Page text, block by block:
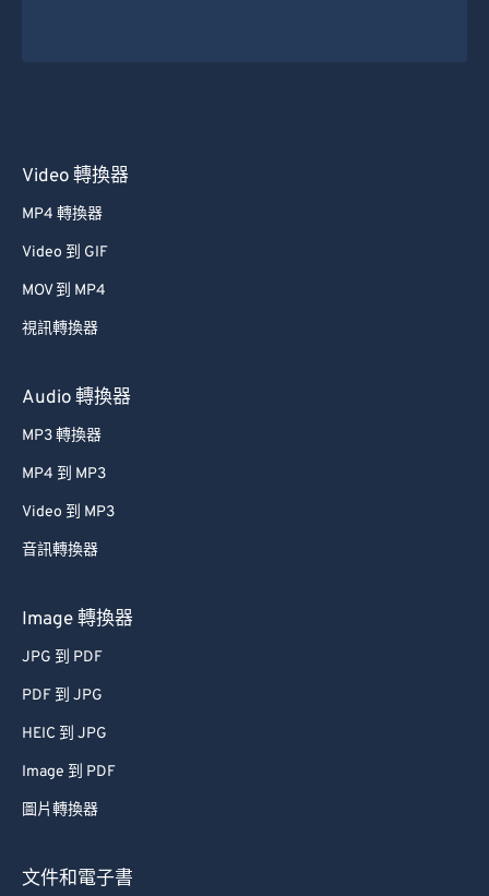
Video 轉換器
MP4 轉換器
Video 到 GIF
MOV 到 MP4
視訊轉換器
Audio 轉換器
MP3 轉換器
MP4 到 MP3
Video 到 MP3
音訊轉換器
Image 轉換器
JPG 到 PDF
PDF 到 JPG
HEIC 到 JPG
Image 到 PDF
圖片轉換器
文件和電子書